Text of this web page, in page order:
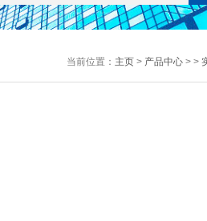
当前位置： 主页> 产品中心> >